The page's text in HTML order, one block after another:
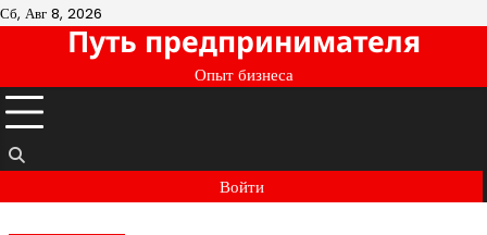
Перейти
содержимому
Сб, Авг 8, 2026
Путь предпринимателя
Опыт бизнеса
Войти